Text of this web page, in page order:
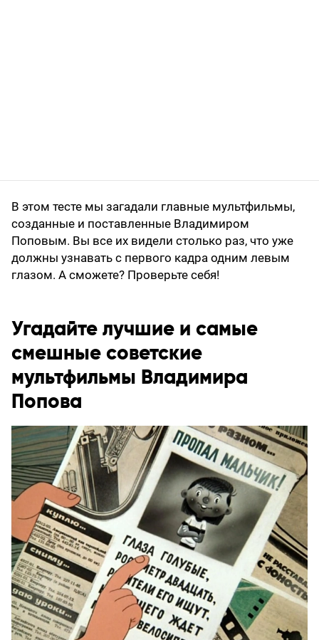
В этом тесте мы загадали главные мультфильмы,
созданные и поставленные Владимиром
Поповым. Вы все их видели столько раз, что уже
должны узнавать с первого кадра одним левым
глазом. А сможете? Проверьте себя!
Угадайте лучшие и самые
смешные советские
мультфильмы Владимира
Попова